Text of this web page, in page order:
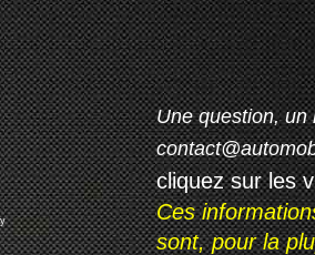
Une question, un
cliquez sur les
Ces
sont, pour la